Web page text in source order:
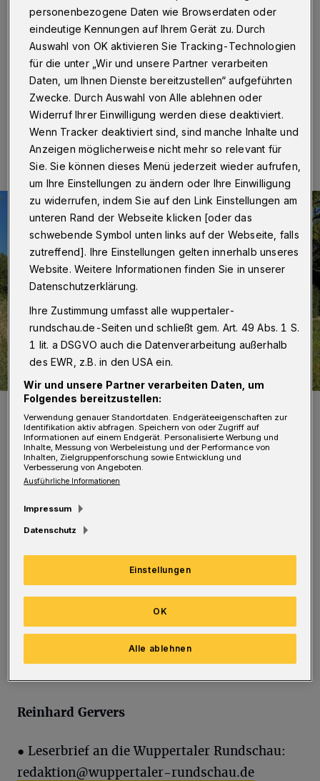
Wuppertal
Betr.: „Geschichten, die wir gerne
geschrieben hätten“, Rundschau vom 28. Dezember
2024
30.12.2024 , 11:00 Uhr Eine Minute Lesezeit
Im September 2022 bei der Schlüsselübergabe war die Welt noch in
Ordnung.
Foto: Wuppertaler Rundschau/Nina Bossy
A
lle sind sehr schöne Artikel, großes
Artikel „Tierisches Weihnachtswunder“ hat
mich sehr bewegt. Ich werde jetzt zum lieben
Gott beten, dass er einen richtigen Blitz und
auch „Franzel“ zur Erde schickt, damit diese
sehr schöne Story vielleicht
Reinhard Gervers
● Leserbrief an die Wuppertaler Rundschau:
redaktion@wuppertaler-rundschau.de
personenbezogene Daten wie Browserdaten oder
eindeutige Kennungen auf Ihrem Gerät zu. Durch
Auswahl von OK aktivieren Sie Tracking-Technologien
für die unter „Wir und unsere Partner verarbeiten
Daten, um Ihnen Dienste bereitzustellen“ aufgeführten
Zwecke. Durch Auswahl von Alle ablehnen oder
Widerruf Ihrer Einwilligung werden diese deaktiviert.
Wenn Tracker deaktiviert sind, sind manche Inhalte und
Anzeigen möglicherweise nicht mehr so relevant für
Sie. Sie können dieses Menü jederzeit wieder aufrufen,
um Ihre Einstellungen zu ändern oder Ihre Einwilligung
zu widerrufen, indem Sie auf den Link Einstellungen am
unteren Rand der Webseite klicken [oder das
schwebende Symbol unten links auf der Webseite, falls
zutreffend]. Ihre Einstellungen gelten innerhalb unseres
Website. Weitere Informationen finden Sie in unserer
Datenschutzerklärung.
Ihre Zustimmung umfasst alle wuppertaler-
rundschau.de-Seiten und schließt gem. Art. 49 Abs. 1 S.
1 lit. a DSGVO auch die Datenverarbeitung außerhalb
des EWR, z.B. in den USA ein.
Wir und unsere Partner verarbeiten Daten, um
Folgendes bereitzustellen:
Verwendung genauer Standortdaten. Endgeräteeigenschaften zur
Identifikation aktiv abfragen. Speichern von oder Zugriff auf
Informationen auf einem Endgerät. Personalisierte Werbung und
Inhalte, Messung von Werbeleistung und der Performance von
Inhalten, Zielgruppenforschung sowie Entwicklung und
Verbesserung von Angeboten.
Ausführliche Informationen
Impressum
Datenschutz
Einstellungen
Alle ablehnen
OK